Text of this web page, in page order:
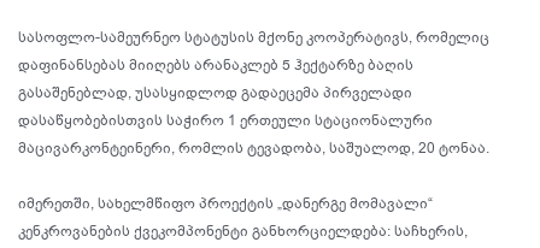
სასოფლო-სამეურნეო სტატუსის მქონე კოოპერატივს, რომელიც
დაფინანსებას მიიღებს არანაკლებ 5 ჰექტარზე ბაღის
გასაშენებლად, უსასყიდლოდ გადაეცემა პირველადი
დასაწყობებისთვის საჭირო 1 ერთეული სტაციონალური
მაცივარკონტეინერი, რომლის ტევადობა, საშუალოდ, 20 ტონაა.
იმერეთში, სახელმწიფო პროექტის „დანერგე მომავალი“
კენკროვანების ქვეკომპონენტი განხორციელდება: საჩხერის,